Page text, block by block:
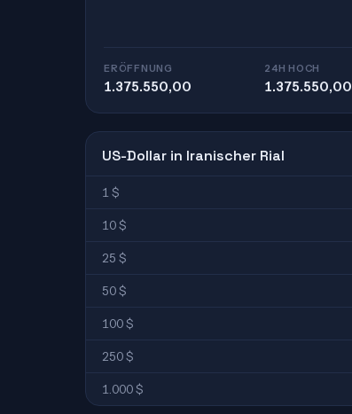
ERÖFFNUNG
1.375.550,00
24H HOCH
1.375.550,00
US-Dollar in Iranischer Rial
1 $
10 $
25 $
50 $
100 $
250 $
1.000 $